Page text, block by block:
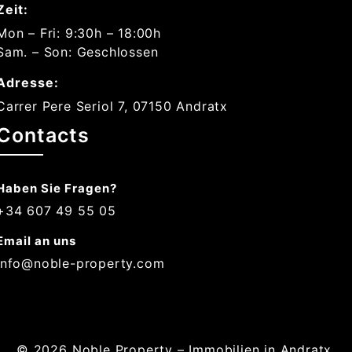
– Fri: 9:30h – 18:00h
– Son: Geschlossen
Pere Seriol 7, 07150 Andratx
Sie Fragen?
607 49 55 05
an uns
property.com